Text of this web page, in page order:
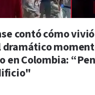
contó cómo
en Colombia: